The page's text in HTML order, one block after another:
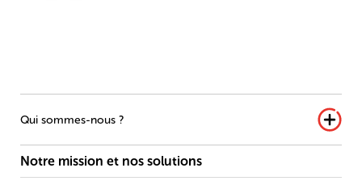
Qui sommes-nous ?
Notre mission et nos solutions